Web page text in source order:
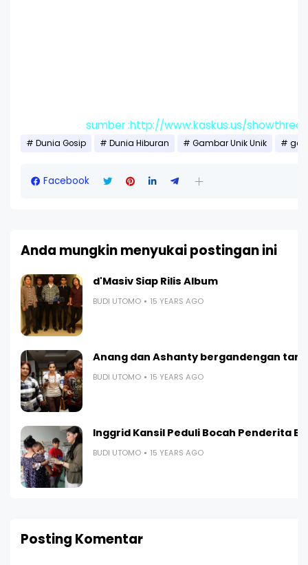
sumber :http://www.kaskus.us/
Dunia Gosip Dunia Hiburan Gambar Unik Unik
Facebook
Anda mungkin menyukai postingan ini
d'Masiv Siap Rilis Album
BUDI UTOMO 15 YEARS AGO
Anang dan Ashanty bergandengan
BUDI UTOMO 15 YEARS AGO
Inggrid Kansil Peduli Bocah Penderita
BUDI UTOMO 15 YEARS AGO
Posting Komentar